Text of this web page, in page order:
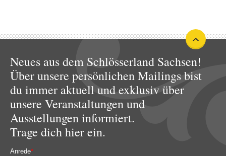
Neues aus dem Schlösserland Sachsen!
Über unsere persönlichen Mailings bist
du immer aktuell und exklusiv über
unsere Veranstaltungen und
Ausstellungen informiert.
Trage dich hier ein.